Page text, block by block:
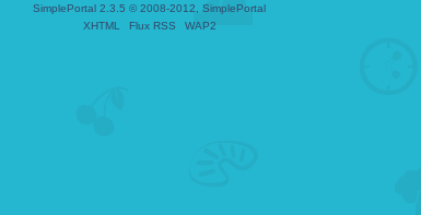
SimplePortal 2.3.5 © 2008-2012, SimplePortal
XHTML
Flux RSS WAP2